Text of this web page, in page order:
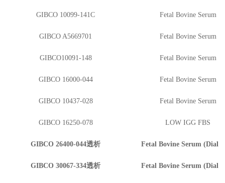
GIBCO 10099-141C Fetal Bovine Serum
GIBCO A5669701 Fetal Bovine Serum
GIBCO10091-148 Fetal Bovine Serum
GIBCO 16000-044 Fetal Bovine Serum
GIBCO 10437-028 Fetal Bovine Serum
GIBCO 16250-078 LOW IGG FBS
GIBCO 26400-044透析 Fetal Bovine Serum
GIBCO 30067-334透析 Fetal Bovine Serum